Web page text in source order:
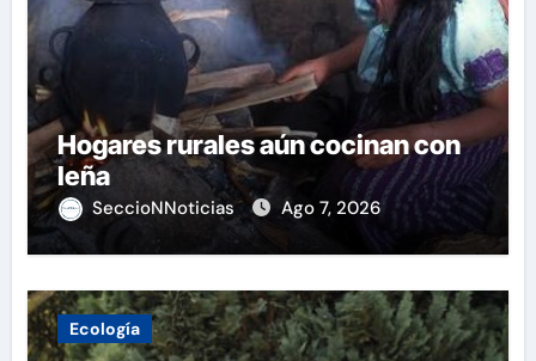
Hogares rurales aún cocinan con
leña
SeccioNNoticias Ago 7, 2026
Ecología